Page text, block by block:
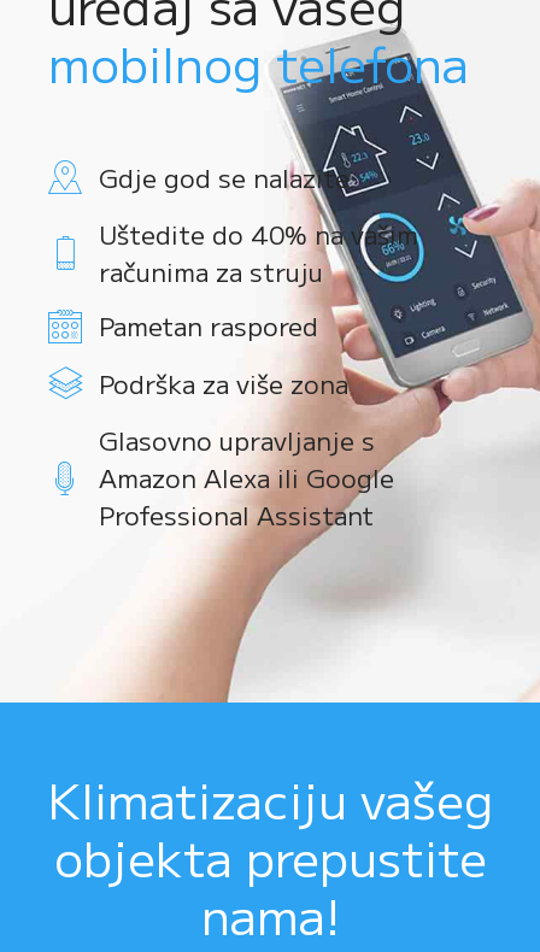
mobilnog telefona
Gdje god se nalazite
Uštedite do 40% na vašim
računima za struju
Pametan raspored
Podrška za više zona
Glasovno upravljanje s
Amazon Alexa ili Google
Professional Assistant
Klimatizaciju vašeg
objekta prepustite
nama!